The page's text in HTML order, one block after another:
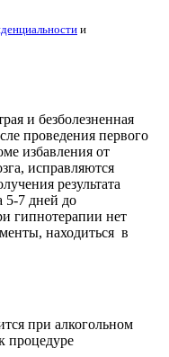
и
и безболезненная
проведения первого
избавления от
исправляются
результата
5-7 дней до
гипнотерапии нет
находиться в
при алкогольном
процедуре